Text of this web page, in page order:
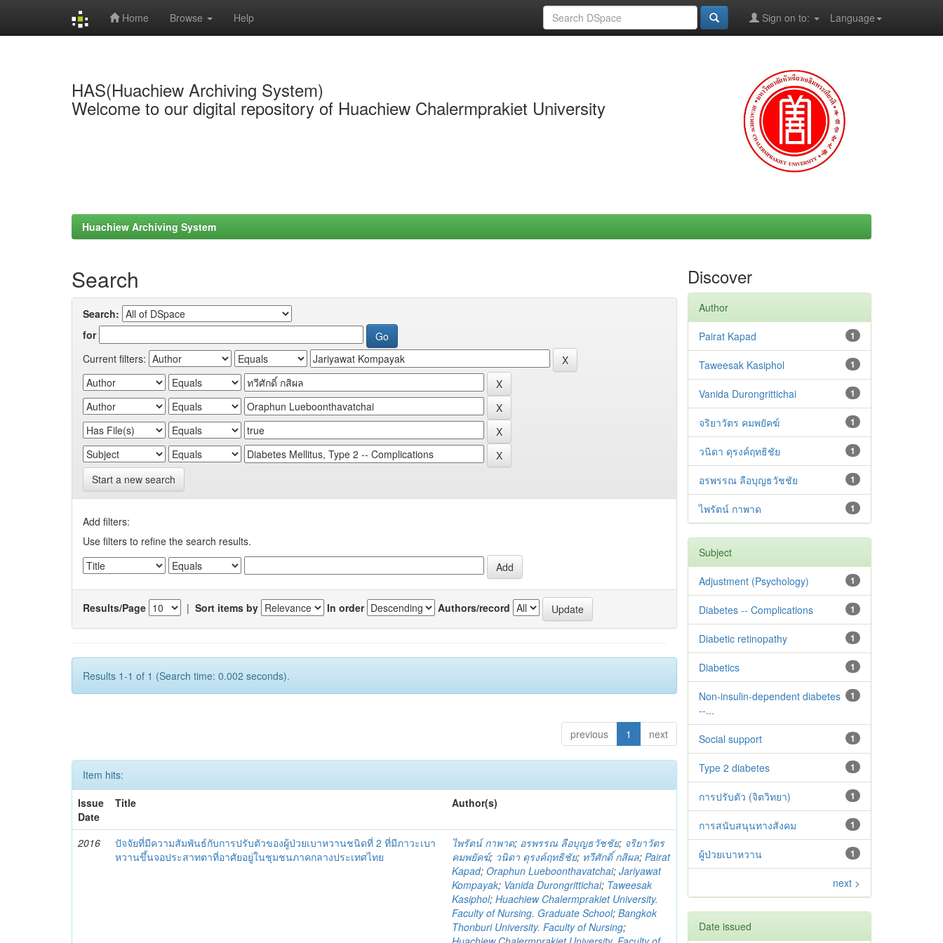
Home Browse Help Language
Sign on to:
HAS(Huachiew Archiving System)
Welcome to our digital repository of Huachiew Chalermprakiet University
Huachiew Archiving System
Search
Search:
for
Current filters:
Start a new search
Add filters:
Use filters to refine the search results.
Results/Page | Sort items by In order Authors/record
Results 1-1 of 1 (Search time: 0.002 seconds).
previous 1 next
Item hits:
Issue
Date
Title Author(s)
2016
ปัจจัยที่มีความสัมพันธ์กับการปรับตัวของผู้ป่วยเบาหวานชนิดที่ 2 ที่มีภาวะเบา
หวานขึ้นจอประสาทตาที่อาศัยอยู่ในชุมชนภาคกลางประเทศไทย
ไพรัตน์ กาพาด; อรพรรณ ลือบุญธวัชชัย; จริยาวัตร
คมพยัคฆ์; วนิดา ดุรงค์ฤทธิชัย; ทวีศักดิ์ กสิผล;Pairat
Kapad;Oraphun Lueboonthavatchai;Jariyawat
Kompayak; Vanida Durongrittichai; Taweesak
Kasiphol;Huachiew Chalermprakiet University.
Faculty of Nursing. Graduate School;Bangkok
Thonburi University. Faculty of Nursing;
Discover
Author
1
Pairat Kapad
1
Taweesak Kasiphol
1
Vanida Durongrittichai
1
จริยาวัตร คมพยัคฆ์
1
วนิดา ดุรงค์ฤทธิชัย
1
อรพรรณ ลือบุญธวัชชัย
1
ไพรัตน์ กาพาด
Subject
1
Adjustment ‪(Psychology)
1
Diabetes -- Complications
1
Diabetic retinopathy
1
Diabetics
1
Non-insulin-dependent diabetes
--...
1
Social support
1
Type 2 diabetes‬‬‬‬‬‬
1
การปรับตัว (จิตวิทยา)
1
การสนับสนุนทางสังคม
1
ผู้ป่วยเบาหวาน
next >
Date issued